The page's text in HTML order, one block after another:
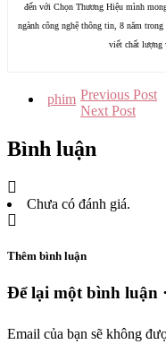
đến với Chọn Thương Hiệu mình
ngành công nghệ thông tin, 8 năm
viết chất lượng
phim Previous Post
Next Post
Bình luận
Chưa có đánh giá.
Thêm bình luận
Để lại một bình luận ·
Email của bạn sẽ không